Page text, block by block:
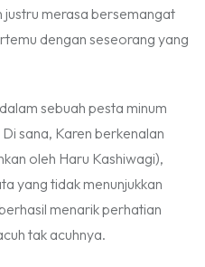
merasa bersemangat
dengan seseorang yang
sebuah pesta minum
sana, Karen berkenalan
oleh Haru Kashiwagi),
yang tidak menunjukkan
menarik perhatian
tak acuhnya.